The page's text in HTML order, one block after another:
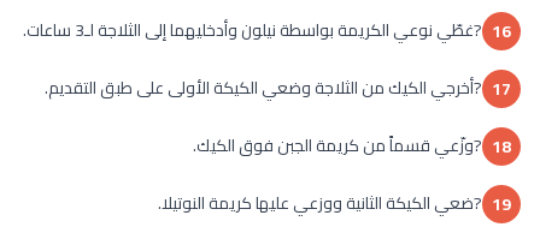
16 ?غطّي نوعي الكريمة بواسطة نيلون وأدخليهما إلى الثلاجة لـ3 ساعات.
17 ?أخرجي الكيك من الثلاجة وضعي الكيكة الأولى على طبق التقديم.
18 ?وزّعي قسماً من كريمة الجبن فوق الكيك.
19 ?ضعي الكيكة الثانية ووزعي عليها كريمة النوتيلا.